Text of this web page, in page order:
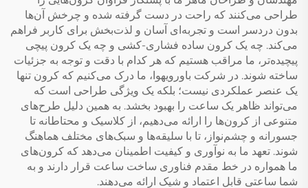
طراحی می‌کنند که راحت در دست گرفته شده و چرخش آن‌ها
بدون دردسر است و تجربه‌ای آسان و لذت‌بخش برای کاربر فراهم
می‌کند. چه یک کرون ساده فشاری-کشی و چه یک کرون پیچی
پیچیده‌تر، ما مراقب هستیم که هر کدام با دقت و توجه به جزئیات
ساخته شوند. در شرکت باورویهوا، ما درک می‌کنیم که کرون تنها
یک عنصر عملکردی نیست؛ بلکه یک ویژگی طراحی است که
می‌تواند ظاهر یک ساعت را بهبود بخشد. به همین دلیل طرح‌های
متنوعی از کرون‌ها را ارائه می‌دهیم، از کلاسیک و محتاطانه تا
جسورانه و چشم‌نواز، تا با سلیقه‌ها و سبک‌های مختلف هماهنگ
شوند. تعهد ما به نوآوری و کیفیت اطمینان می‌دهد که کرون‌های
ما همواره در خط مقدم فناوری ساخت ساعت قرار دارند و به
شما ساعتی قابل اعتماد و شیک ارائه می‌دهند.